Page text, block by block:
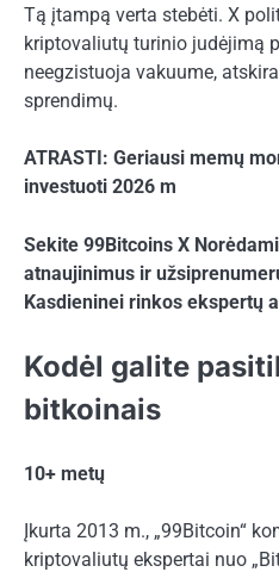
Tą įtampą verta stebėti. X
kriptovaliutų turinio judėjimą
neegzistuoja vakuume,
sprendimų.
ATRASTI: Geriausi memų
investuoti 2026 m
Sekite 99Bitcoins X
atnaujinimus ir
Kasdieninei rinkos ekspertų
Kodėl galite
bitkoinais
10+ metų
Įkurta 2013 m., „99Bitcoin“
kriptovaliutų ekspertai nuo